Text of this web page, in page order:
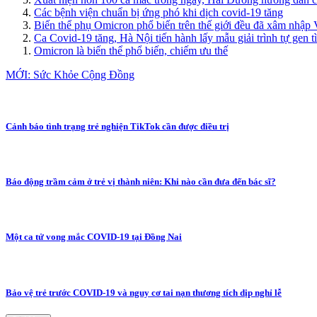
Các bệnh viện chuẩn bị ứng phó khi dịch covid-19 tăng
Biến thể phụ Omicron phổ biến trên thế giới đều đã xâm nhập
Ca Covid-19 tăng, Hà Nội tiến hành lấy mẫu giải trình tự gen
Omicron là biến thể phổ biến, chiếm ưu thế
MỚI: Sức Khỏe Cộng Đồng
Cảnh báo tình trạng trẻ nghiện TikTok cần được điều trị
Báo động trầm cảm ở trẻ vị thành niên: Khi nào cần đưa đến bác sĩ?
Một ca tử vong mắc COVID-19 tại Đồng Nai
Bảo vệ trẻ trước COVID-19 và nguy cơ tai nạn thương tích dịp nghỉ lễ